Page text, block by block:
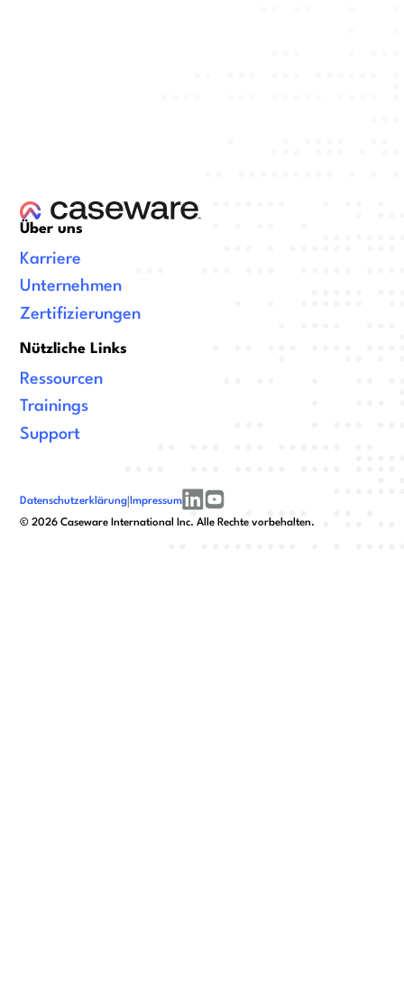
Über uns
Karriere
Unternehmen
Zertifizierungen
Nützliche Links
Ressourcen
Trainings
Support
©2026 Caseware International Inc. Alle Rechte vorbehalten.
Datenschutzerklärung | Impressum
linkedinyoutube